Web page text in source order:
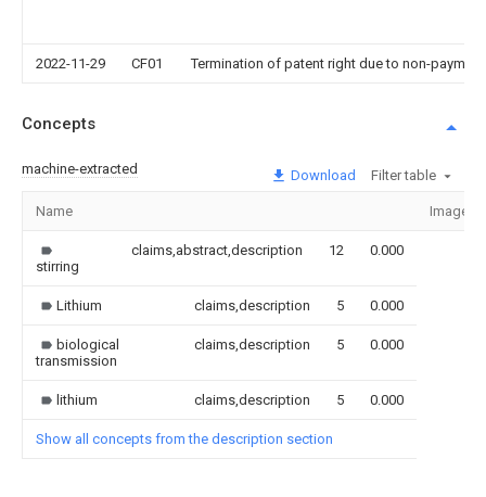
2022-11-29 CF01 Termination of patent right due to non-
Concepts
machine-extracted Download Filter table
Name Image
stirring
claims,abstract,description 12 0.000
Lithium claims,description 5 0.000
biological
transmission
claims,description 5 0.000
lithium claims,description 5 0.000
Show all concepts from the description section